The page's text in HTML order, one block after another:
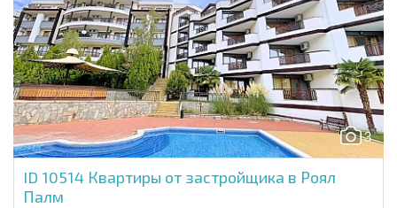
3
ID 10514 Квартиры от застройщика в Роял
Палм